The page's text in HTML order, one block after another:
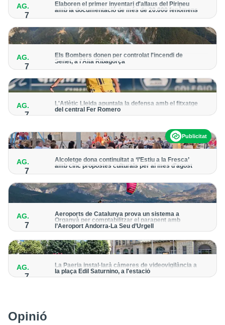
AG.
7
Elaboren el primer inventari d'allaus del Pirineu
amb la documentació de més de 20.000 fenòmens
Obra de l'Institut Cartogràfic i Geològic de Catalunya, amb
AG.
7
Els Bombers donen per controlat l'incendi de
Senet, a l'Alta Ribagorça
El cos manté la vigilància de la zona amb drons i mitjans aeris
AG.
7
L'Atlètic Lleida apuntala la defensa amb el fitxatge
del central Fer Romero
Publicitat
AG.
7
Alcoletge dona continuïtat a ‘l’Estiu a la Fresca’
amb cinc propostes culturals per al mes d’agost
Un dels grans protagonistes de la programació serà
AG.
7
Aeroports de Catalunya prova un sistema a
Organyà per comptabilitzar el parapent amb
l’Aeroport Andorra-La Seu d’Urgell
mòbil per donar pas als avions amb vols instrumentals
AG.
7
La Paeria instal·larà càmeres de videovigilància a
la plaça Edil Saturnino, a l'estació
Opinió